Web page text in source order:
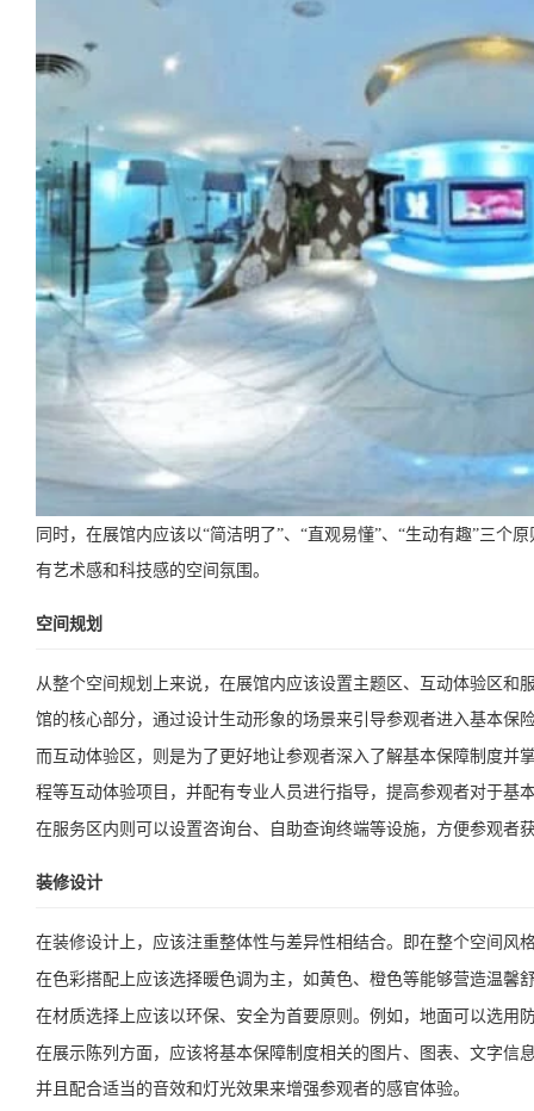
同时，在展馆内应该以“简洁明了”、“直观易懂”、“生动有趣”三
有艺术感和科技感的空间氛围。
空间规划
从整个空间规划上来说，在展馆内应该设置主题区、互动体验区
馆的核心部分，通过设计生动形象的场景来引导参观者进入基本保
而互动体验区，则是为了更好地让参观者深入了解基本保障制度
程等互动体验项目，并配有专业人员进行指导，提高参观者对于基
在服务区内则可以设置咨询台、自助查询终端等设施，方便参观者
装修设计
在装修设计上，应该注重整体性与差异性相结合。即在整个空间风
在色彩搭配上应该选择暖色调为主，如黄色、橙色等能够营造温馨
在材质选择上应该以环保、安全为首要原则。例如，地面可以选用
在展示陈列方面，应该将基本保障制度相关的图片、图表、文字
并且配合适当的音效和灯光效果来增强参观者的感官体验。